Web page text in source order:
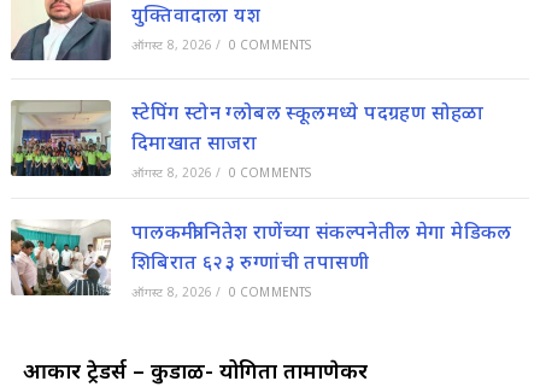
युक्तिवादाला यश
ऑगस्ट 8, 2026 / 0 COMMENTS
स्टेपिंग स्टोन ग्लोबल स्कूलमध्ये पदग्रहण सोहळा
दिमाखात साजरा
ऑगस्ट 8, 2026 / 0 COMMENTS
पालकमंत्री नितेश राणेंच्या संकल्पनेतील मेगा मेडिकल
शिबिरात ६२३ रुग्णांची तपासणी
ऑगस्ट 8, 2026 / 0 COMMENTS
ओंकार ट्रेडर्स – कुडाळ- योगिता तामाणेकर